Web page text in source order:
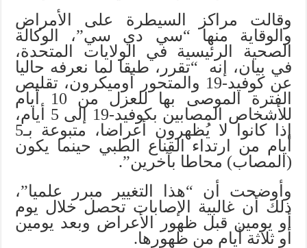
وقالت مراكز السيطرة على الأمراض
والوقاية منها “سي دي سي”، الوكالة
الصحية الرئيسية في الولايات المتحدة،
في بيان، إنه “تقرر، طبقا لما نعرفه حاليا
عن كوفيد-19 والمتحور أوميكرون، تقليص
الفترة الموصى بها للعزل من 10 أيام
للأشخاص المصابين بكوفيد-19 إلى 5 أيام،
إذا كانوا لا يُظهرون أعراضا، متبوعة بـ5
أيام من ارتداء القناع الطبي حينما يكون
(المصاب) محاطا بآخرين”.
وأوضحت أن “هذا التغيير مبرر علميا”،
ذلك أن غالبية الإصابات تحصل خلال يوم
أو يومين قبل ظهور الأعراض وبعد يومين
أو ثلاثة أيام من ظهورها.